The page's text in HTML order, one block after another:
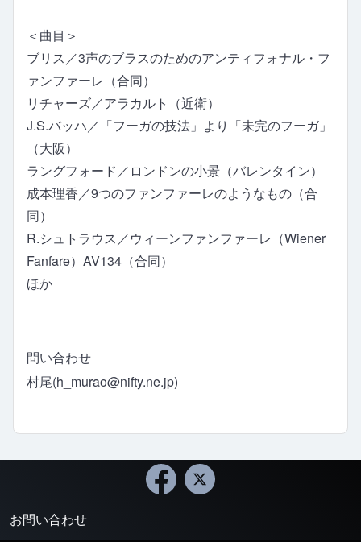
＜曲目＞
ブリス／3声のブラスのためのアンティフォナル・フ
ァンファーレ（合同）
リチャーズ／アラカルト（近衛）
J.S.バッハ／「フーガの技法」より「未完のフーガ」
（大阪）
ラングフォード／ロンドンの小景（バレンタイン）
成本理香／9つのファンファーレのようなもの（合
同）
R.シュトラウス／ウィーンファンファーレ（Wiener
Fanfare）AV134（合同）
ほか
問い合わせ
村尾(h_murao@nifty.ne.jp)
Footer menu
お問い合わせ